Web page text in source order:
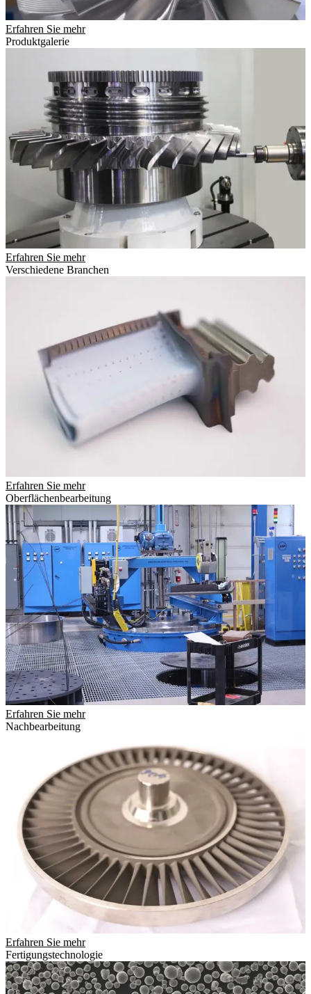
Erfahren Sie mehr
Produktgalerie
Erfahren Sie mehr
Verschiedene Branchen
Erfahren Sie mehr
Oberflächenbearbeitung
Erfahren Sie mehr
Nachbearbeitung
Erfahren Sie mehr
Fertigungstechnologie